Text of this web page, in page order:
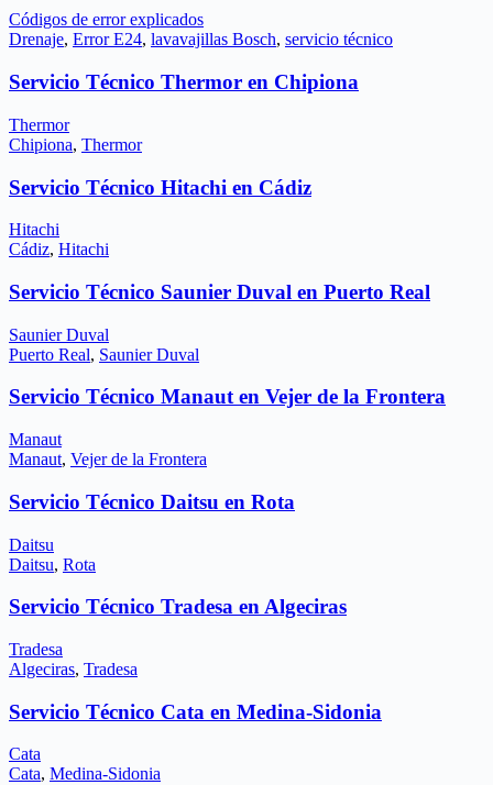
Códigos de error explicados
Drenaje, Error E24, lavavajillas Bosch, servicio técnico
Servicio Técnico Thermor en Chipiona
Thermor
Chipiona, Thermor
Servicio Técnico Hitachi en Cádiz
Hitachi
Cádiz, Hitachi
Servicio Técnico Saunier Duval en Puerto Real
Saunier Duval
Puerto Real, Saunier Duval
Servicio Técnico Manaut en Vejer de la Frontera
Manaut
Manaut, Vejer de la Frontera
Servicio Técnico Daitsu en Rota
Daitsu
Daitsu, Rota
Servicio Técnico Tradesa en Algeciras
Tradesa
Algeciras, Tradesa
Servicio Técnico Cata en Medina-Sidonia
Cata
Cata, Medina-Sidonia